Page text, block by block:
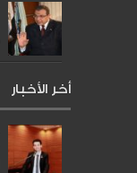
أخر الأخبار